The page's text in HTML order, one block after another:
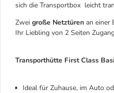
sich die Transportbox leicht
Zwei große Netztüren an einer
Ihr Liebling von 2 Seiten
Transporthütte First Class
Ideal für Zuhause, im Auto